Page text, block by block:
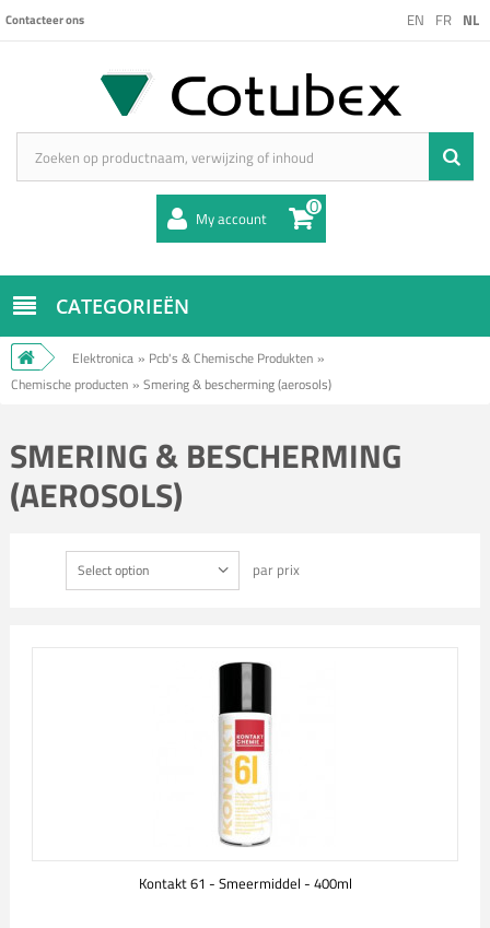
EN FR NL
Contacteer ons
My account 0
CATEGORIEËN
Elektronica » Pcb's & Chemische Produkten »
Chemische producten » Smering & bescherming (aerosols)
SMERING & BESCHERMING
(AEROSOLS)
Select option par prix
Kontakt 61 - Smeermiddel - 400ml